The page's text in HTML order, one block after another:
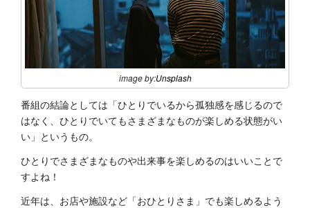
image by:Unsplash
番組の結論としては「ひとりでいるから孤独感を感じるので
はなく、ひとりでいてもさまざまなものが楽しめる状態がい
い」というもの。
ひとりでさまざまなものや出来事を楽しめるのはいいことで
すよね！
近年は、お店や施設など「おひとりさま」でも楽しめるよう